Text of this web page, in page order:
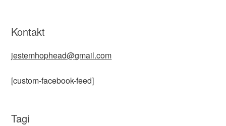
Kontakt
jestemhophead@gmail.com
[custom-facebook-feed]
Tagi